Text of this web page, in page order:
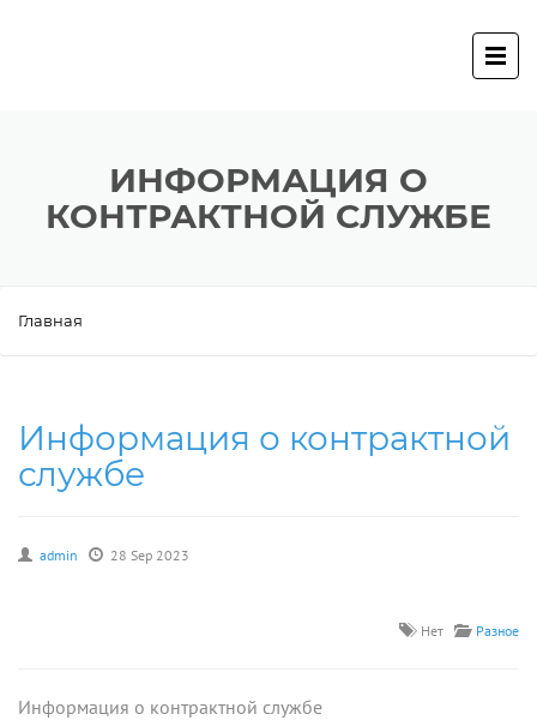
ИНФОРМАЦИЯ О
КОНТРАКТНОЙ СЛУЖБЕ
Главная
Информация о контрактной
службе
admin 28 Sep 2023
Нет Разное
Информация о контрактной службе